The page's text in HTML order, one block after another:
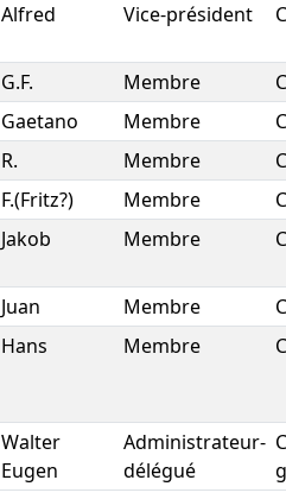
Alfred Vice-président
G.F. Membre
Gaetano Membre
R. Membre
F.(Fritz?) Membre
Jakob Membre
Juan Membre
Hans Membre
Walter
Eugen
Administrateur-
délégué